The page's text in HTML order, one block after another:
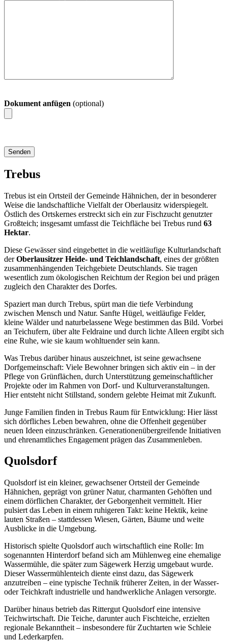
Dokument anfügen (optional)
Trebus
Trebus ist ein Ortsteil der Gemeinde Hähnichen, der in besonderer
Weise die landschaftliche Vielfalt der Oberlausitz widerspiegelt.
Östlich des Ortskernes erstreckt sich ein zur Fischzucht genutzter
Großteich; insgesamt umfasst die Teichfläche bei Trebus rund 63
Hektar.
Diese Gewässer sind eingebettet in die weitläufige Kulturlandschaft
derOberlausitzer Heide- und Teichlandschaft, eines der größten
zusammenhängenden Teichgebiete Deutschlands. Sie tragen
wesentlich zum ökologischen Reichtum der Region bei und prägen
zugleich den Charakter des Dorfes.
Spaziert man durch Trebus, spürt man die tiefe Verbindung
zwischen Mensch und Natur. Sanfte Hügel, weitläufige Felder,
kleine Wälder und naturbelassene Wege bestimmen das Bild. Vorbei
an Teichufern, über alte Feldraine und durch lichte Alleen ergibt sich
eine Ruhe, wie sie kaum wohltuender sein kann.
Was Trebus darüber hinaus auszeichnet, ist seine gewachsene
Dorfgemeinschaft: Viele Bewohner bringen sich aktiv ein – in der
Pflege von Grünflächen, durch Unterstützung gemeinschaftlicher
Projekte oder im Rahmen von Dorf- und Kulturveranstaltungen.
Hier entsteht nicht Stillstand, sondern gelebte Heimat mit Zukunft.
Junge Familien finden in Trebus Raum für Entwicklung: Hier lässt
sich dörfliches Leben bewahren, ohne die Offenheit gegenüber
neuen Ideen einzuschränken. Generationenübergreifende Initiativen
und ehrenamtliches Engagement prägen das Zusammenleben.
Quolsdorf
Quolsdorf ist ein kleiner, gewachsener Ortsteil der Gemeinde
Hähnichen, geprägt von grüner Natur, charmanten Gehöften und
einem dörflichen Charakter, der Geborgenheit vermittelt. Hier
pulsiert das Leben in einem ruhigeren Takt: keine Hektik, keine
lauten Straßen – stattdessen Wiesen, Gärten, Bäume und weite
Ausblicke in die Umgebung.
Historisch spielte Quolsdorf auch wirtschaftlich eine Rolle: Im
sogenannten Hinterdorf befand sich am Mühlenweg eine ehemalige
Wassermühle, die später zum Sägewerk Herzig umgebaut wurde.
Dieser Wassermühlenteich diente einst dazu, das Sägewerk
anzutreiben – eine typische Technik früherer Zeiten, in der Wasser-
oder Teichkraft industrielle und handwerkliche Anlagen versorgte.
Darüber hinaus betrieb das Rittergut Quolsdorf eine intensive
Teichwirtschaft. Die Teiche, darunter auch Fischteiche, erzielten
regionale Bekanntheit – insbesondere für Zuchtarten wie Schleie
und Lederkarpfen.